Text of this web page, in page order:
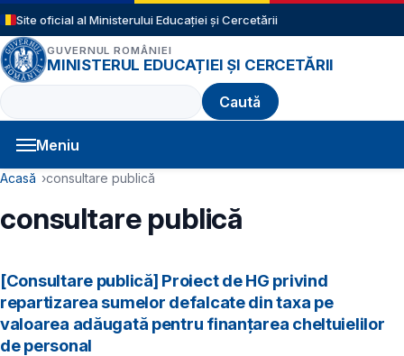
Sari la conținutul principal
Site oficial al Ministerului Educației și Cercetării
GUVERNUL ROMÂNIEI
MINISTERUL EDUCAȚIEI ȘI CERCETĂRII
Caută
Meniu
Navigație principală
Cale de navigare
Acasă consultare publică
consultare publică
[Consultare publică] Proiect de HG privind
repartizarea sumelor defalcate din taxa pe
valoarea adăugată pentru finanțarea cheltuielilor
de personal